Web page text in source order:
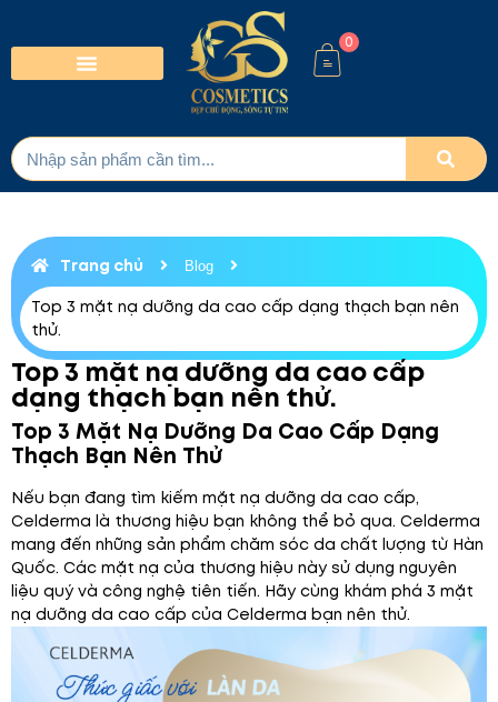
0
Trang chủ Blog
Top 3 mặt nạ dưỡng da cao cấp dạng thạch bạn nên
thử.
Top 3 mặt nạ dưỡng da cao cấp
dạng thạch bạn nên thử.
Top 3 Mặt Nạ Dưỡng Da Cao Cấp Dạng
Thạch Bạn Nên Thử
Nếu bạn đang tìm kiếm mặt nạ dưỡng da cao cấp,
Celderma là thương hiệu bạn không thể bỏ qua. Celderma
mang đến những sản phẩm chăm sóc da chất lượng từ Hàn
Quốc. Các mặt nạ của thương hiệu này sử dụng nguyên
liệu quý và công nghệ tiên tiến. Hãy cùng khám phá 3 mặt
nạ dưỡng da cao cấp của Celderma bạn nên thử.